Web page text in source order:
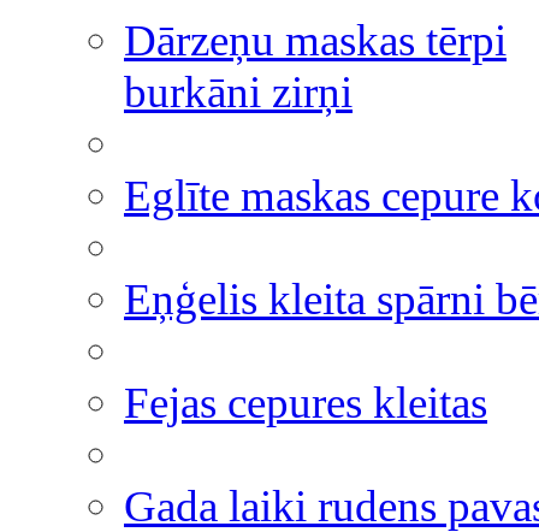
Dārzeņu maskas tērpi
burkāni zirņi
Eglīte maskas cepure
Eņģelis kleita spārni
Fejas cepures kleitas
Gada laiki rudens